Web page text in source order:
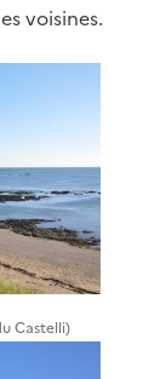
voisines.
Castelli)